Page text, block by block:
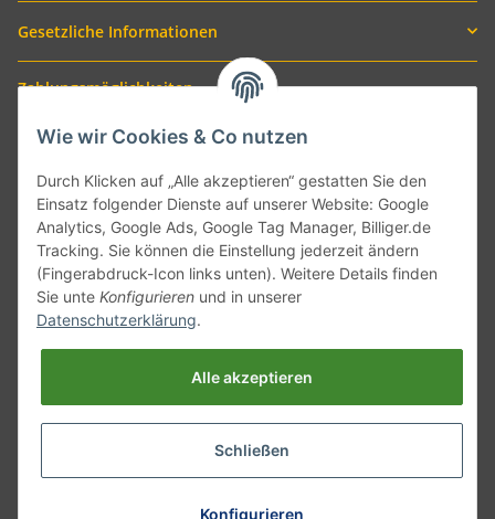
Gesetzliche Informationen
Zahlungsmöglichkeiten
Versand mit
* Alle Preise inkl. gesetzlicher USt., zzgl.Versand
Wie wir Cookies & Co nutzen
Durch Klicken auf „Alle akzeptieren“ gestatten Sie den
Einsatz folgender Dienste auf unserer Website: Google
Analytics, Google Ads, Google Tag Manager, Billiger.de
Tracking. Sie können die Einstellung jederzeit ändern
(Fingerabdruck-Icon links unten). Weitere Details finden
Sie unte Konfigurieren und in unserer
Datenschutzerklärung.
Alle akzeptieren
Schließen
Konfigurieren